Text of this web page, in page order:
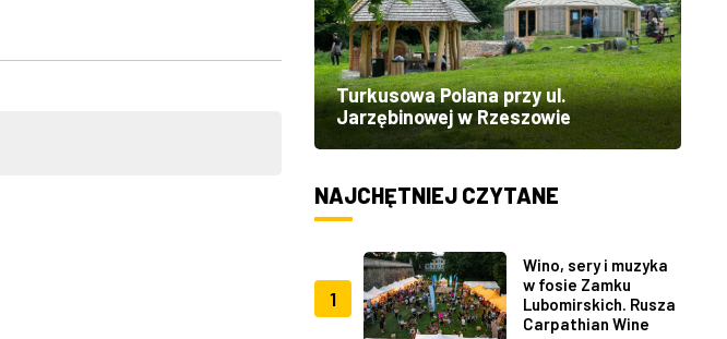
Turkusowa Polana przy ul.
Jarzębinowej w Rzeszowie
NAJCHĘTNIEJ CZYTANE
1
Wino, sery i muzyka
w fosie Zamku
Lubomirskich. Rusza
Carpathian Wine